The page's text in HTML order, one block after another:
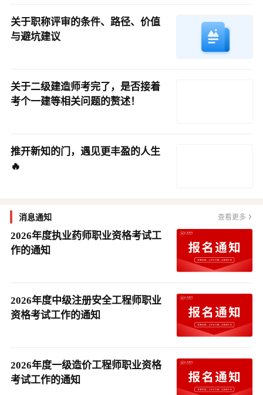
关于职称评审的条件、路径、价值
与避坑建议
关于二级建造师考完了，是否接着
考个一建等相关问题的赘述！
推开新知的门，遇见更丰盈的人生
🔥
消息通知 查看更多
2026年度执业药师职业资格考试工
作的通知
2026年度中级注册安全工程师职业
资格考试工作的通知
2026年度一级造价工程师职业资格
考试工作的通知